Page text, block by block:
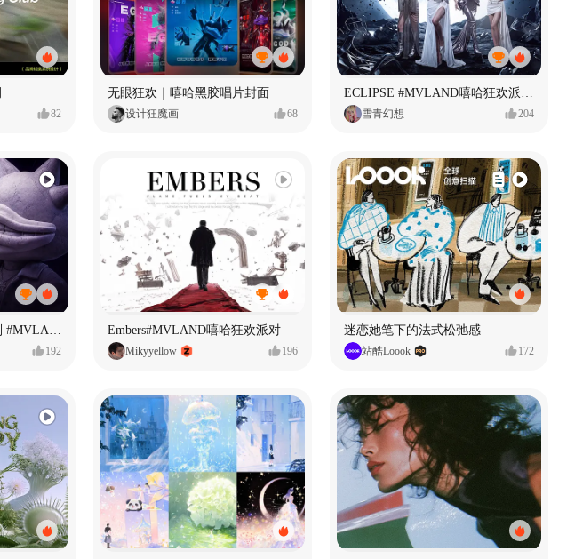
82
无眼狂欢｜嘻哈黑胶唱片封面
设计狂魔画 68
ECLIPSE #MVLAND嘻哈狂欢派对 女团MV
雪青幻想 204
192
Embers#MVLAND嘻哈狂欢派对
Mikyyellow 196
迷恋她笔下的法式松弛感
站酷Loook 172